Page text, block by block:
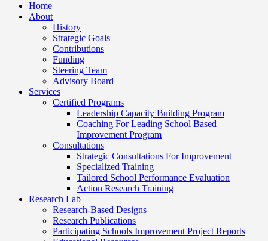
Home
About
History
Strategic Goals
Contributions
Funding
Steering Team
Advisory Board
Services
Certified Programs
Leadership Capacity Building Program
Coaching For Leading School Based
Improvement Program
Consultations
Strategic Consultations For Improvement
Specialized Training
Tailored School Performance Evaluation
Action Research Training
Research Lab
Research-Based Designs
Research Publications
Participating Schools Improvement Project Reports